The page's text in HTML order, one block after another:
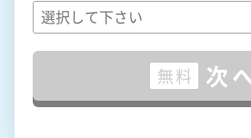
無料 次